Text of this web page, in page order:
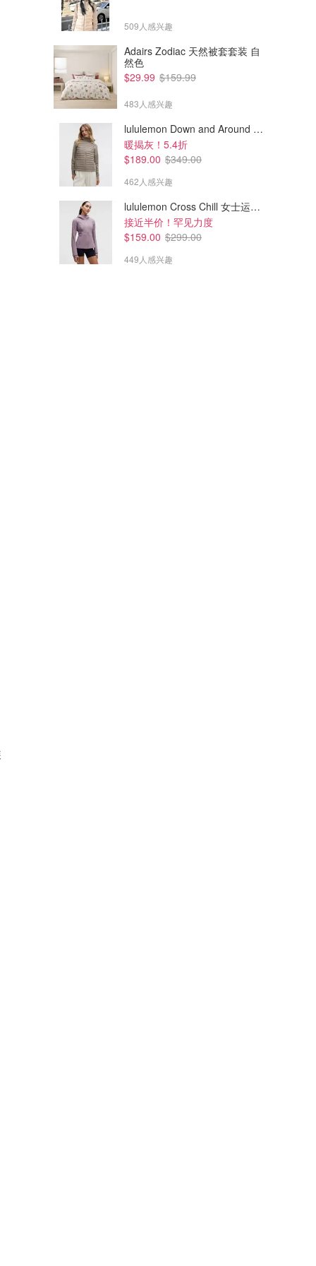
509人感兴趣
Adairs Zodiac 天然被套套装 自
然色
$29.99 $159.99
483人感兴趣
lululemon Down and Around 羽绒夹克
暖揭灰！5.4折
$189.00 $349.00
462人感兴趣
lululemon Cross Chill 女士运动外套
接近半价！罕见力度
$159.00 $299.00
449人感兴趣